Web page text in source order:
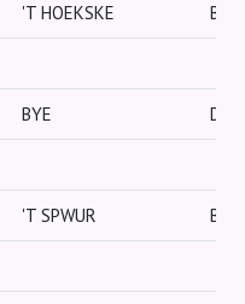
'T HOEKSKE BYE
BYE
'T SPWUR BYE